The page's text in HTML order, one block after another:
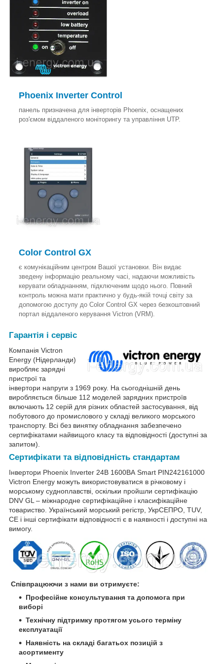
Phoenix Inverter Control
панель призначена для інверторів Phoenix, оснащених
роз'ємом віддаленого моніторингу та управління UTP.
Color Control GX
є комунікаційним центром Вашої установки. Він видає
зведену інформацію реальному часі, надаючи можливість
керувати обладнанням, підключеним щодо нього. Повний
контроль можна мати практично у будь-якій точці світу за
допомогою доступу до Color Control GX через безкоштовний
портал віддаленого керування Victron (VRM).
Гарантія і сервіс
Компанія Victron
Energy (Нідерланди)
виробляє зарядні
пристрої та
інвертори напруги з 1969 року. На сьогоднішній день
виробляється більше 112 моделей зарядних пристроїв
включають 12 серій для різних областей застосування, від
побутового до промислового у складі великого морського
транспорту. Всі без винятку обладнання забезпечено
сертифікатами найвищого класу та відповідності (доступні за
запитом).
Сертифікати та відповідність стандартам
Інвертори Phoenix Inverter 24В 1600ВА Smart PIN242161000
Victron Energy можуть використовуватися в річковому і
морському судноплавстві, оскільки пройшли сертифікацію
DNV GL – міжнародне сертифікаційне і класифікаційне
товариство. Український морський регістр, УкрСЕПРО, TUV,
CE і інші сертифікати відповідності є в наявності і доступні на
вимогу.
Співпрацюючи з нами ви отримуєте:
Професійне консультування та допомога при
виборі
Технічну підтримку протягом усього терміну
експлуатації
Наявність на складі багатьох позицій з
асортименту